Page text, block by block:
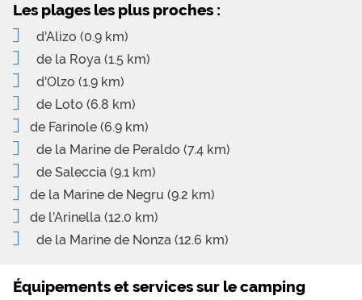
Les plages les plus proches :
d'Alizo (0.9 km)
de la Roya (1.5 km)
d'Olzo (1.9 km)
de Loto (6.8 km)
de Farinole (6.9 km)
de la Marine de Peraldo (7.4 km)
de Saleccia (9.1 km)
de la Marine de Negru (9.2 km)
de l'Arinella (12.0 km)
de la Marine de Nonza (12.6 km)
Équipements et services sur le camping